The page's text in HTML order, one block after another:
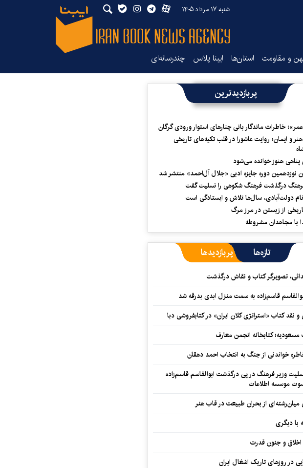
شنبه ۱۷ مرداد ۱۴۰۵
و مقاومت استان‌ها ایبنا پلاس چندرسانه‌ای
پربازدیدترین
خاطرات ماندگار بانی چنارهای استوار ورودی گرگان
و ایمان؛ روایت عاشورا در قلب تکیه‌های تاریخی
هنوز خوانده می‌شود
نوزدهمین دوره جایزه ادبی «جلال آل‌احمد» منتشر شد
درگذشت فرهنگ شکوهی را تسلیت گفت
دولت‌آبادی، سال‌ها تلاش و ایستادگی است
از زیستن در مرز مرگ
با مجاهدان مشروطه
تازه‌ها پربازدیدها
تصویرگر کتاب و نقاش درگذشت
قاسم‌زاده به سمت منزل ابدی بدرقه شد
نقد کتاب «استراتژی کلان ایران» در کتابفروشی دبا
کتابخانه انجمن معارف
خواندنی از جنگ به انتخاب احمد دهقان
وزیر فرهنگ در پی درگذشت ابوالقاسم قاسم‌زاده
موسسه اطلاعات
میان‌رشته‌ای از بحران طبیعت در قاب هنر
با دیگری
اخلاق و جنون قدرت
در روزهای تاریک اشغال ایران